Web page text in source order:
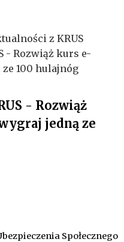
z KRUS
- Rozwiąż kurs e-
100 hulajnóg
- Rozwiąż
jedną ze
Społecznego